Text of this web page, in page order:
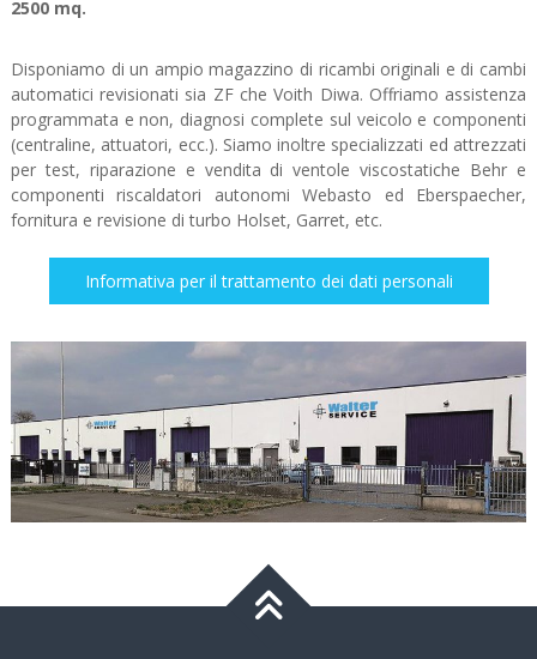
2500 mq.
Disponiamo di un ampio magazzino di ricambi originali e di cambi
automatici revisionati sia ZF che Voith Diwa. Offriamo assistenza
programmata e non, diagnosi complete sul veicolo e componenti
(centraline, attuatori, ecc.). Siamo inoltre specializzati ed attrezzati
per test, riparazione e vendita di ventole viscostatiche Behr e
componenti riscaldatori autonomi Webasto ed Eberspaecher,
fornitura e revisione di turbo Holset, Garret, etc.
Informativa per il trattamento dei dati personali